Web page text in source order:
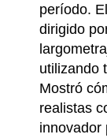
período.
dirigido
utilizando
Mostró
realistas
innovador